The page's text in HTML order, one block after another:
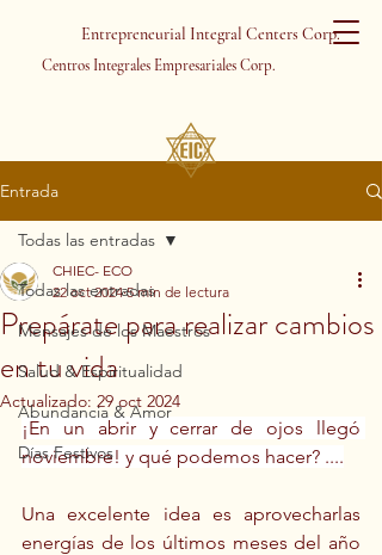
Entrepreneurial Integral Centers Corp.
Centros Integrales Empresariales Corp.
Entrada
Todas las entradas
Mensajes de los Maestros
Salud & Espiritualidad
Abundancia & Amor
Días Festivos
Todas las entradas
Prepárate para realizar cambios
en tu vida
CHIEC- ECO
22 oct 2024 5 min de lectura
Actualizado: 29 oct 2024
¡En un abrir y cerrar de ojos llegó
noviembre! y qué podemos hacer? ....
Una excelente idea es aprovecharlas
energías de los últimos meses del año